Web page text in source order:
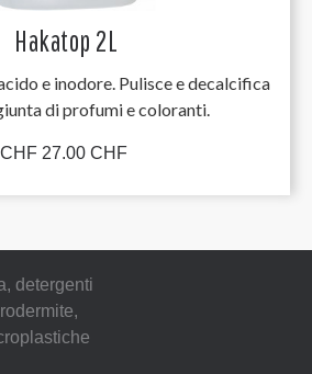
Hakatop 2L
e inodore. Pulisce e decalcifica
di profumi e coloranti.
CHF 27.00 CHF
detergenti